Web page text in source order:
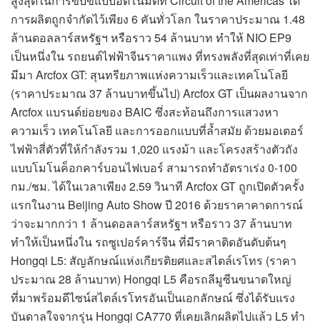
การผลิตถูกจำกัดไว้เพียง 6 คันทั่วโลก ในราคาประมาณ 1.48
ล้านดอลลาร์สหรัฐฯ หรือราว 54 ล้านบาท ทำให้ NIO EP9
เป็นหนึ่งใน รถยนต์ไฟฟ้าจีนราคาแพง ที่ทรงพลังที่สุดเท่าที่เคย
มีมา Arcfox GT: สุนทรียภาพแห่งความเร็วและเทคโนโลยี
(ราคาประมาณ 37 ล้านบาทขึ้นไป) Arcfox GT เป็นผลงานจาก
Arcfox แบรนด์ย่อยของ BAIC ซึ่งสะท้อนถึงการแสวงหา
ความเร็ว เทคโนโลยี และการออกแบบที่ล้ำสมัย ด้วยมอเตอร์
ไฟฟ้าสี่ตัวที่ให้กำลังรวม 1,020 แรงม้า และโครงสร้างตัวถัง
แบบโมโนค็อกคาร์บอนไฟเบอร์ สามารถทำอัตราเร่ง 0-100
กม./ชม. ได้ในเวลาเพียง 2.59 วินาที Arcfox GT ถูกเปิดตัวครั้ง
แรกในงาน Beijing Auto Show ปี 2016 ด้วยราคาคาดการณ์
ว่าจะมากกว่า 1 ล้านดอลลาร์สหรัฐฯ หรือราว 37 ล้านบาท
ทำให้เป็นหนึ่งใน รถซูเปอร์คาร์จีน ที่มีราคาติดอันดับต้นๆ
Hongqi L5: สัญลักษณ์แห่งเกียรติยศและสไตล์เรโทร (ราคา
ประมาณ 28 ล้านบาท) Hongqi L5 คือรถลีมูซีนขนาดใหญ่
ที่มาพร้อมดีไซน์สไตล์เรโทรอันเป็นเอกลักษณ์ ซึ่งได้รับแรง
บันดาลใจจากรุ่น Hongqi CA770 ที่เคยเลิกผลิตไปแล้ว L5 ทำ